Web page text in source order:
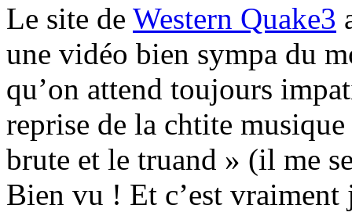
Le site de Western Quake3
une vidéo bien sympa du
qu’on attend toujours
reprise de la chtite
brute et le truand » (il me
Bien vu ! Et c’est